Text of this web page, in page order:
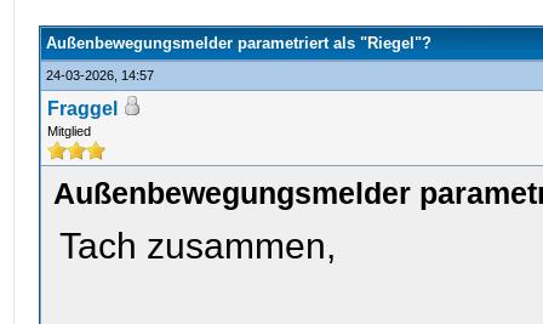
Außenbewegungsmelder parametriert als "Riegel"?
24-03-2026, 14:57
Fraggel
Mitglied
Außenbewegungsmelder
Tach zusammen,